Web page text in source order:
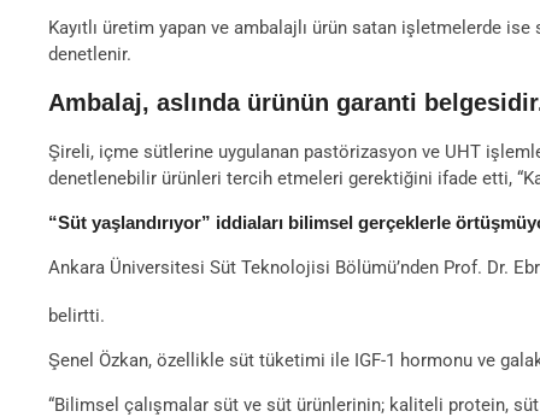
Kayıtlı üretim yapan ve ambalajlı ürün satan işletmelerde
denetlenir.
Ambalaj, aslında ürünün garanti
Şireli, içme sütlerine uygulanan pastörizasyon ve UHT
denetlenebilir ürünleri tercih etmeleri gerektiğini ifade etti,
“Süt yaşlandırıyor” iddiaları bilimsel gerçeklerle
Ankara Üniversitesi Süt Teknolojisi Bölümü’nden Prof. Dr.
belirtti.
Şenel Özkan, özellikle süt tüketimi ile IGF-1 hormonu ve
“Bilimsel çalışmalar süt ve süt ürünlerinin; kaliteli protein,